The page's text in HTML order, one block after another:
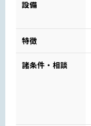
設備
特徴
諸条件・相談